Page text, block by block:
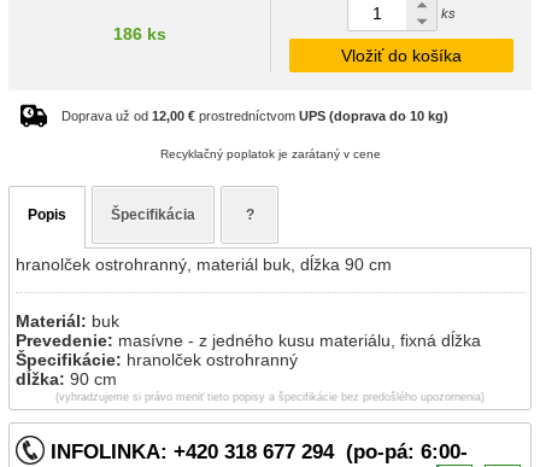
INFOLINKA: +420 318 677 294 (po-pá: 6:00-
186 ks
ks
Vložiť do košíka
Doprava už od 12,00 € prostredníctvom UPS (doprava do 10 kg)
Recyklačný poplatok je zarátaný v cene
Popis Špecifikácia ?
hranolček ostrohranný, materiál buk, dĺžka 90 cm
Materiál: buk
Prevedenie: masívne - z jedného kusu materiálu, fixná dĺžka
Špecifikácie: hranolček ostrohranný
dĺžka: 90 cm
(vyhradzujeme si právo meniť tieto popisy a špecifikácie bez predošlého upozornenia)